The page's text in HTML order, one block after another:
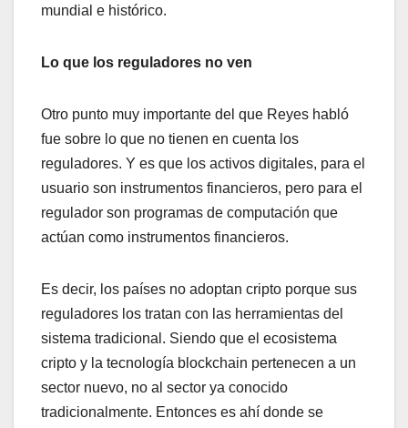
mundial e histórico.
Lo que los reguladores no ven
Otro punto muy importante del que Reyes habló
fue sobre lo que no tienen en cuenta los
reguladores. Y es que los activos digitales, para el
usuario son instrumentos financieros, pero para el
regulador son programas de computación que
actúan como instrumentos financieros.
Es decir, los países no adoptan cripto porque sus
reguladores los tratan con las herramientas del
sistema tradicional. Siendo que el ecosistema
cripto y la tecnología blockchain pertenecen a un
sector nuevo, no al sector ya conocido
tradicionalmente. Entonces es ahí donde se